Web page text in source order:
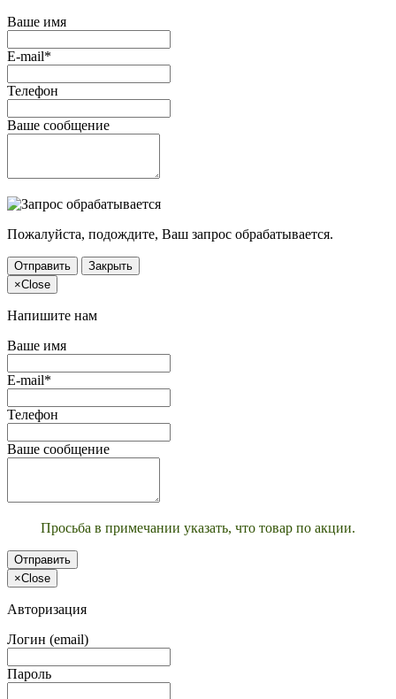
Ваше имя
E-mail*
Телефон
Ваше сообщение
Пожалуйста, подождите, Ваш запрос обрабатывается.
Отправить
Закрыть
×Close
Напишите нам
Ваше имя
E-mail*
Телефон
Ваше сообщение
Просьба в примечании указать, что товар по акции.
Отправить
×Close
Авторизация
Логин (email)
Пароль